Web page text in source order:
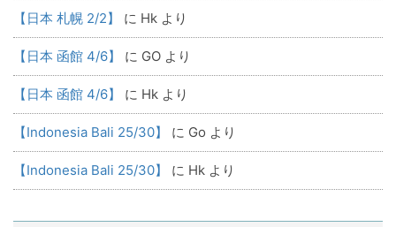
【日本 札幌 2/2】 に Hk より
【日本 函館 4/6】 に GO より
【日本 函館 4/6】 に Hk より
【Indonesia Bali 25/30】 に Go より
【Indonesia Bali 25/30】 に Hk より